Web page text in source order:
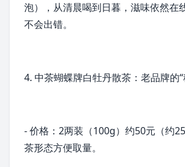
泡），从清晨喝到日暮，滋味依然在
不会出错。
4. 中茶蝴蝶牌白牡丹散茶 ：老品牌的
- 价格：2两装（100g）约50元（约
茶形态方便取量。